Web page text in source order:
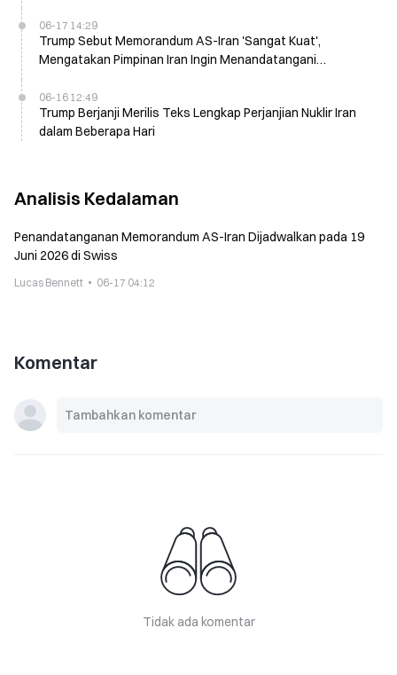
06-17 14:29
Trump Sebut Memorandum AS-Iran 'Sangat Kuat',
Mengatakan Pimpinan Iran Ingin Menandatangani
06-16 12:49
Trump Berjanji Merilis Teks Lengkap Perjanjian Nuklir Iran
dalam Beberapa Hari
Analisis Kedalaman
Penandatanganan Memorandum AS-Iran Dijadwalkan pada 19
Juni 2026 di Swiss
Lucas Bennett 06-17 04:12
Komentar
Tidak ada komentar